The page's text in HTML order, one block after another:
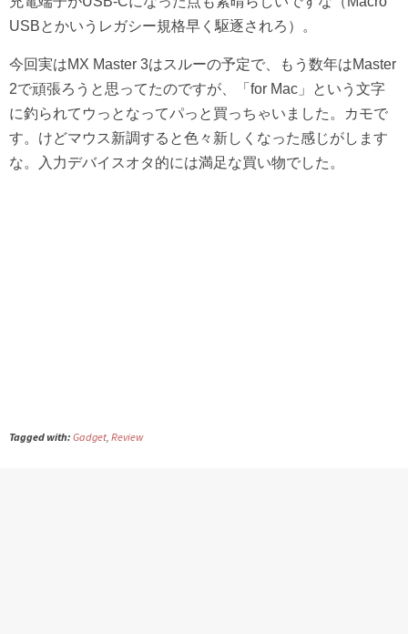
USBとかいうレガシー規格早く駆逐されろ）。
今回実はMX Master 3はスルーの予定で、もう数年はMaster
2で頑張ろうと思ってたのですが、「for Mac」という文字
に釣られてウっとなってパっと買っちゃいました。カモで
す。けどマウス新調すると色々新しくなった感じがします
な。入力デバイスオタ的には満足な買い物でした。
Tagged with: Gadget Review